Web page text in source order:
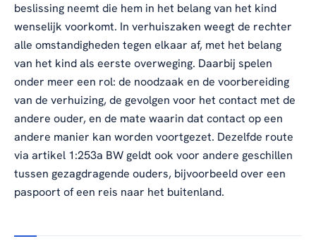
beslissing neemt die hem in het belang van het kind
wenselijk voorkomt. In verhuiszaken weegt de rechter
alle omstandigheden tegen elkaar af, met het belang
van het kind als eerste overweging. Daarbij spelen
onder meer een rol: de noodzaak en de voorbereiding
van de verhuizing, de gevolgen voor het contact met de
andere ouder, en de mate waarin dat contact op een
andere manier kan worden voortgezet. Dezelfde route
via artikel 1:253a BW geldt ook voor andere geschillen
tussen gezagdragende ouders, bijvoorbeeld over een
paspoort of een reis naar het buitenland.